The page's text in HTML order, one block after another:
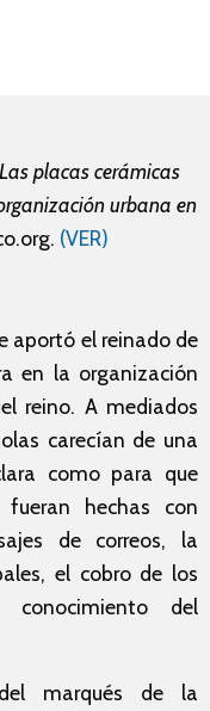
Las placas cerámicas
urbana en
(VER)
aportó el reinado de
en la organización
reino. A mediados
carecían de una
como para que
fueran hechas con
de correos, la
el cobro de los
conocimiento del
marqués de la